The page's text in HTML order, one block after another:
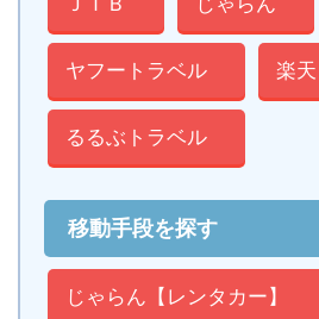
ヤフートラベル 楽
るるぶトラベル
移動手段を探す
じゃらん【レンタカー】